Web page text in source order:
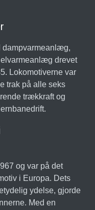
dampvarmeanlæg,
elvarmeanlæg drevet
Lokomotiverne var
trak på alle seks
trækkraft og
og var på det
i Europa. Dets
ydelse, gjorde
Med en